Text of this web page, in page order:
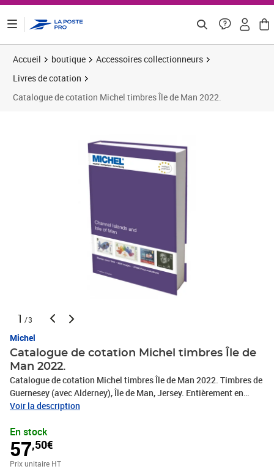
Accueil boutique
Accessoires collectionneurs
Livres de cotation
Catalogue de cotation Michel timbres Île de Man 2022.
1 /3
Michel
Catalogue de cotation Michel timbres Île de
Man 2022.
Catalogue de cotation Michel timbres Île de Man 2022. Timbres de
Guernesey (avec Alderney), Île de Man, Jersey. Entièrement en
anglais. 416 pages, 5000 photos, 23 000 cotations en euro.
Voir la description
En stock
57,50€
Prix unitaire HT